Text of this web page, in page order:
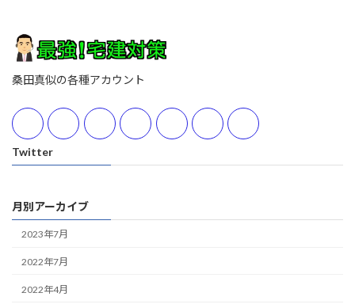
桑田真似の各種アカウント
Twitter
月別アーカイブ
2023年7月
2022年7月
2022年4月